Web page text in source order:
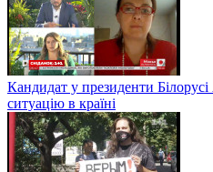
Кандидат у президенти
ситуацію в країні